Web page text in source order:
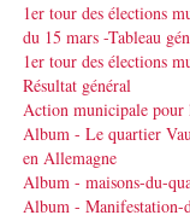
1er tour des élections
du 15 mars -Tableau
1er tour des élections
Résultat général
Action municipale pour
Album - Le quartier
en Allemagne
Album - maisons-du-
Album - Manifestation-